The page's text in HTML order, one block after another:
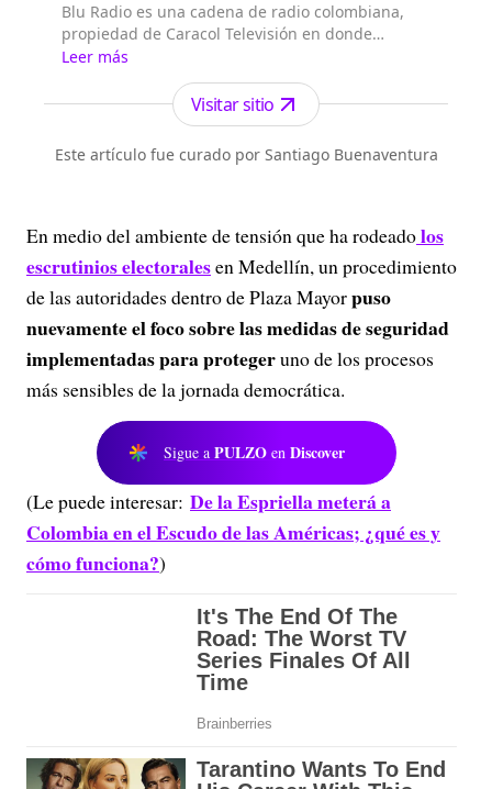
Blu Radio es una cadena de radio colombiana,
propiedad de Caracol Televisión en donde
encontrará las noticias de Colombia y el mundo
sobre deportes, actualidad, tecnología, política,
fútbol.
Leer más
Visitar sitio
Este artículo fue curado por Santiago Buenaventura
En medio del ambiente de tensión que ha rodeadolos
escrutinios electoralesen Medellín, un procedimiento
de las autoridades dentro de Plaza Mayorpuso
nuevamente el foco sobre las medidas de seguridad
implementadas para protegeruno de los procesos
más sensibles de la jornada democrática.
Sigue a PULZO en Discover
(Le puede interesar: De la Espriella meterá a
Colombia en el Escudo de las Américas; ¿qué es y
cómo funciona?)